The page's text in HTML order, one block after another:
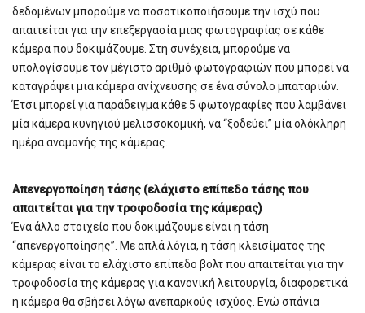
δεδομένων μπορούμε να ποσοτικοποιήσουμε την ισχύ που
απαιτείται για την επεξεργασία μιας φωτογραφίας σε κάθε
κάμερα που δοκιμάζουμε. Στη συνέχεια, μπορούμε να
υπολογίσουμε τον μέγιστο αριθμό φωτογραφιών που μπορεί να
καταγράψει μια κάμερα ανίχνευσης σε ένα σύνολο μπαταριών.
Έτσι μπορεί για παράδειγμα κάθε 5 φωτογραφίες που λαμβάνει
μία κάμερα κυνηγιού μελισσοκομική, να “ξοδεύει” μία ολόκληρη
ημέρα αναμονής της κάμερας.
Απενεργοποίηση τάσης (ελάχιστο επίπεδο τάσης που
απαιτείται για την τροφοδοσία της κάμερας)
Ένα άλλο στοιχείο που δοκιμάζουμε είναι η τάση
“απενεργοποίησης”. Με απλά λόγια, η τάση κλεισίματος της
κάμερας είναι το ελάχιστο επίπεδο βολτ που απαιτείται για την
τροφοδοσία της κάμερας για κανονική λειτουργία, διαφορετικά
η κάμερα θα σβήσει λόγω ανεπαρκούς ισχύος. Ενώ σπάνια